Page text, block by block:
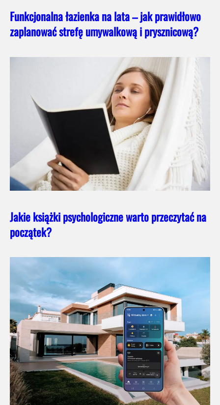
Funkcjonalna łazienka na lata – jak prawidłowo
zaplanować strefę umywalkową i prysznicową?
Jakie książki psychologiczne warto przeczytać na
początek?